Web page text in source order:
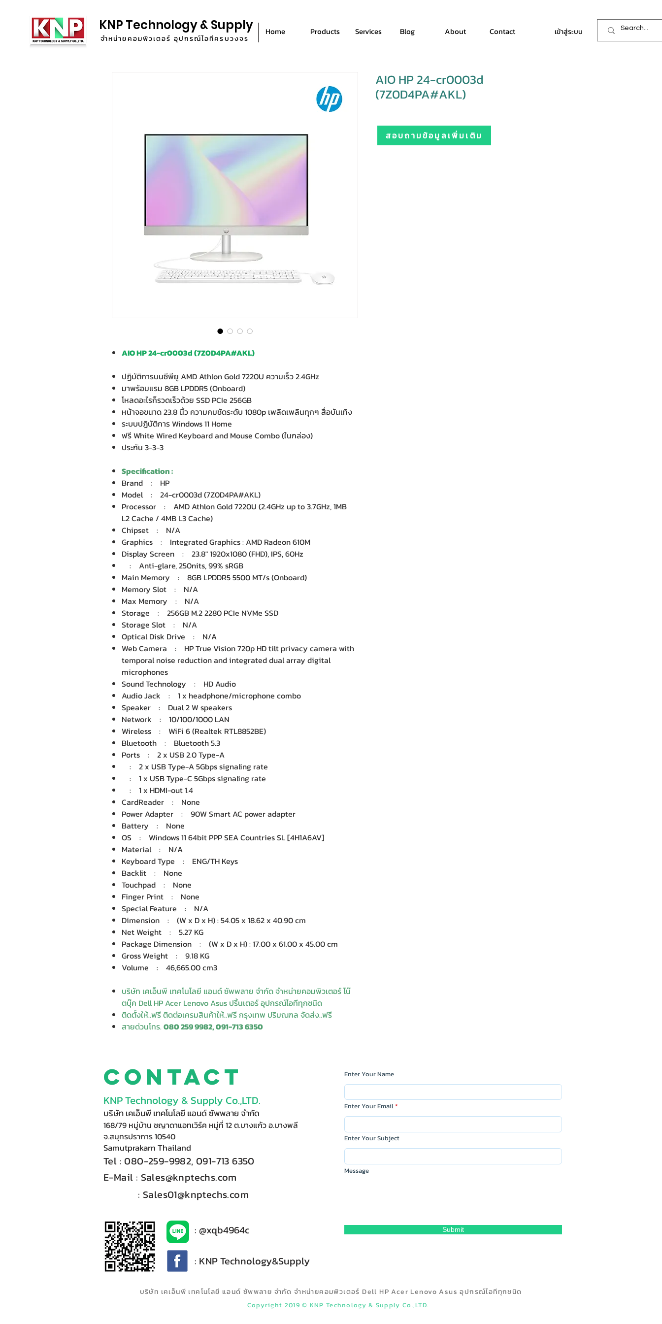
KNP Technology & Supply
จำหน่ายคอมพิวเตอร์ อุปกรณ์ไอทีครบวงจร
Home Products Services Blog About Contact เข้าสู่ระบบ
AIO HP 24-cr0003d (7Z0D4PA#AKL)
ปฏิบัติการบนซีพียู AMD Athlon Gold 7220U ความเร็ว 2.4GHz
มาพร้อมแรม 8GB LPDDR5 (Onboard)
โหลดอะไรก็รวดเร็วด้วย SSD PCIe 256GB
หน้าจอขนาด 23.8 นิ้ว ความคมชัดระดับ 1080p เพลิดเพลินทุกๆ สื่อบันเทิง
ระบบปฏิบัติการ Windows 11 Home
ฟรี White Wired Keyboard and Mouse Combo (ในกล่อง)
ประกัน 3-3-3
Specification :
Brand : HP
Model : 24-cr0003d (7Z0D4PA#AKL)
Processor : AMD Athlon Gold 7220U (2.4GHz up to 3.7GHz, 1MB
L2 Cache / 4MB L3 Cache)
Chipset : N/A
Graphics : Integrated Graphics : AMD Radeon 610M
Display Screen : 23.8" 1920x1080 (FHD), IPS, 60Hz
: Anti-glare, 250nits, 99% sRGB
Main Memory : 8GB LPDDR5 5500 MT/s (Onboard)
Memory Slot : N/A
Max Memory : N/A
Storage : 256GB M.2 2280 PCIe NVMe SSD
Storage Slot : N/A
Optical Disk Drive : N/A
Web Camera : HP True Vision 720p HD tilt privacy camera with
temporal noise reduction and integrated dual array digital
microphones
Sound Technology : HD Audio
Audio Jack : 1 x headphone/microphone combo
Speaker : Dual 2 W speakers
Network : 10/100/1000 LAN
Wireless : WiFi 6 (Realtek RTL8852BE)
Bluetooth : Bluetooth 5.3
Ports : 2 x USB 2.0 Type-A
: 2 x USB Type-A 5Gbps signaling rate
: 1 x USB Type-C 5Gbps signaling rate
: 1 x HDMI-out 1.4
CardReader : None
Power Adapter : 90W Smart AC power adapter
Battery : None
OS : Windows 11 64bit PPP SEA Countries SL [4H1A6AV]
Material : N/A
Keyboard Type : ENG/TH Keys
Backlit : None
Touchpad : None
Finger Print : None
Special Feature : N/A
Dimension : (W x D x H) : 54.05 x 18.62 x 40.90 cm
Net Weight : 5.27 KG
Package Dimension : (W x D x H) : 17.00 x 61.00 x 45.00 cm
Gross Weight : 9.18 KG
Volume : 46,665.00 cm3
บริษัท เคเอ็นพี เทคโนโลยี แอนด์ ซัพพลาย จำกัด จำหน่ายคอมพิวเตอร์ โน๊
ตบุ๊ค Dell HP Acer Lenovo Asus ปริ้นเตอร์ อุปกรณ์ไอทีทุกชนิด
ติดตั้งให้..ฟรี ติดต่อเครมสินค้าให้..ฟรี กรุงเทพ ปริมณฑล จัดส่ง..ฟรี
สายด่วนโทร.080 259 9982, 091-713 6350
AIO HP 24-cr0003d
(7Z0D4PA#AKL)
สอบถามข้อมูลเพิ่มเติม
Contact
KNP Technology & Supply Co.,LTD.
บริษัท เคเอ็นพี เทคโนโลยี แอนด์ ซัพพลาย จำกัด
168/79 หมู่บ้าน ชญาดาแอทเวิร์ค หมู่ที่ 12 ต.บางแก้ว อ.บางพลี
จ.สมุทรปราการ 10540
Samutprakarn Thailand
Tel : 080-259-9982, 091-713 6350
E-Mail :​ Sales@knptechs.com
: Sales01@knptechs.com
Enter Your Name
Enter Your Email
Enter Your Subject
Message
Submit
: KNP Technology&Supply
: @xqb4964c
บริษัท เคเอ็นพี เทคโนโลยี แอนด์ ซัพพลาย จำกัด จำหน่ายคอมพิวเตอร์ Dell HP Acer Lenovo Asus อุปกรณ์ไอทีทุกชนิด
Copyright 2019 © KNP Technology & Supply Co.,LTD.